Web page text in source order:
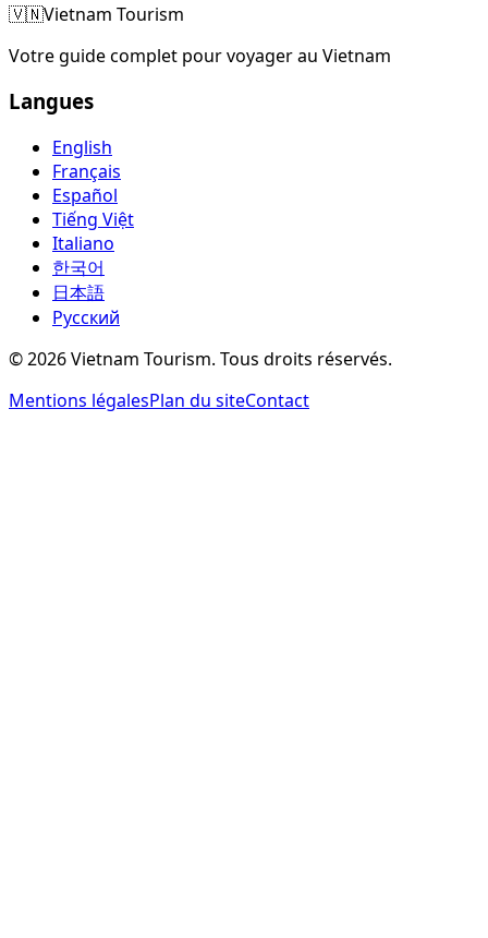
🇻🇳Vietnam Tourism
Votre guide complet pour voyager au Vietnam
Langues
English
Français
Español
Tiếng Việt
Italiano
한국어
日本語
Русский
©2026Vietnam Tourism. Tous droits réservés.
Mentions légalesPlan du siteContact